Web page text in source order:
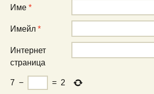
Име *
Имейл *
Интернет
страница
7 − = 2